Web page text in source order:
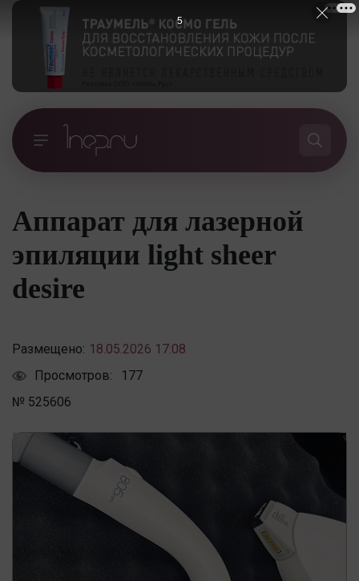
Аппарат для лазерной
эпиляции light sheer
desire
Размещено: 18.05.2026 17:08
Просмотров:
177
№ 525606
4